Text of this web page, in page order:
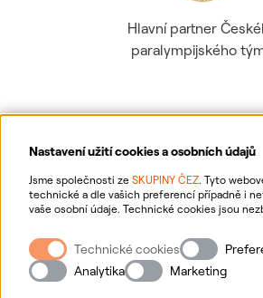
Nastavení užití cookies a osobních údajů
Jsme společnosti ze SKUPINY ČEZ. Tyto
technické a dle vašich preferencí případně i
vaše osobní údaje. Technické cookies jsou
webové stránky vašim preferencím, k
Pro sběr a zpracování netechnických cookies a
nám můžete udělit souhlas. Bližší informace o
zpracování osobních údajů, včetně možnosti
Technické cookies
Analytika
Marketing
Hlavní partner
paralympijského
Ochrana osobních údajů
Informace o webu
Nastavení cookies